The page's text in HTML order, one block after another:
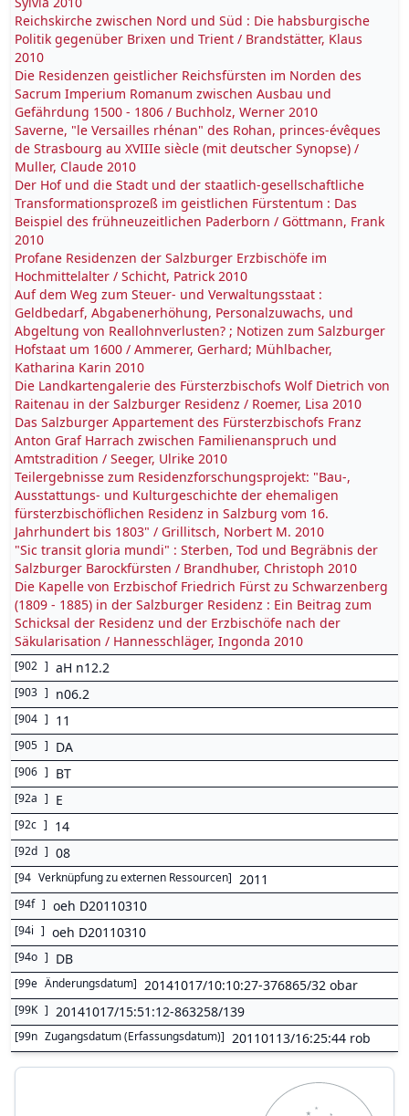
Reichskirche zwischen Nord und Süd : Die habsburgische
Politik gegenüber Brixen und Trient / Brandstätter, Klaus
2010
Die Residenzen geistlicher Reichsfürsten im Norden des
Sacrum Imperium Romanum zwischen Ausbau und
Gefährdung 1500 - 1806 / Buchholz, Werner 2010
Saverne, "le Versailles rhénan" des Rohan, princes-évêques
de Strasbourg au XVIIIe siècle (mit deutscher Synopse) /
Muller, Claude 2010
Der Hof und die Stadt und der staatlich-gesellschaftliche
Transformationsprozeß im geistlichen Fürstentum : Das
Beispiel des frühneuzeitlichen Paderborn / Göttmann, Frank
2010
Profane Residenzen der Salzburger Erzbischöfe im
Hochmittelalter / Schicht, Patrick 2010
Auf dem Weg zum Steuer- und Verwaltungsstaat :
Geldbedarf, Abgabenerhöhung, Personalzuwachs, und
Abgeltung von Reallohnverlusten? ; Notizen zum Salzburger
Hofstaat um 1600 / Ammerer, Gerhard; Mühlbacher,
Katharina Karin 2010
Die Landkartengalerie des Fürsterzbischofs Wolf Dietrich von
Raitenau in der Salzburger Residenz / Roemer, Lisa 2010
Das Salzburger Appartement des Fürsterzbischofs Franz
Anton Graf Harrach zwischen Familienanspruch und
Amtstradition / Seeger, Ulrike 2010
Teilergebnisse zum Residenzforschungsprojekt: "Bau-,
Ausstattungs- und Kulturgeschichte der ehemaligen
fürsterzbischöflichen Residenz in Salzburg vom 16.
Jahrhundert bis 1803" / Grillitsch, Norbert M. 2010
"Sic transit gloria mundi" : Sterben, Tod und Begräbnis der
Salzburger Barockfürsten / Brandhuber, Christoph 2010
Die Kapelle von Erzbischof Friedrich Fürst zu Schwarzenberg
(1809 - 1885) in der Salzburger Residenz : Ein Beitrag zum
Schicksal der Residenz und der Erzbischöfe nach der
Säkularisation / Hannesschläger, Ingonda 2010
[902 ] aH n12.2
[903 ] n06.2
[904 ] 11
[905 ] DA
[906 ] BT
[92a ] E
[92c ] 14
[92d ] 08
[94 Verknüpfung zu externen Ressourcen] 2011
[94f ] oeh D20110310
[94i ] oeh D20110310
[94o ] DB
[99e Änderungsdatum] 20141017/10:10:27-376865/32 obar
[99K ] 20141017/15:51:12-863258/139
[99n Zugangsdatum (Erfassungsdatum)] 20110113/16:25:44 rob